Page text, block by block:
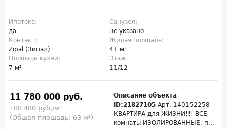
Ипотека:
да
Санузел:
не указано
Контакт:
Zipal (Зипал)
Жилая площадь:
41 м²
Площадь кухни:
7 м²
Этаж
11/12
11 780 000 руб.
188 480 руб./м²
(Общая площадь: 63 м²)
Описание объекта
ID:21827105 Арт. 140152258
КВАРТИРА для ЖИЗНИ!!! ВСЕ
комнаты ИЗОЛИРОВАННЫЕ, п...